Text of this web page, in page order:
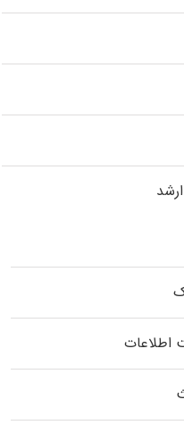
اطلاعات